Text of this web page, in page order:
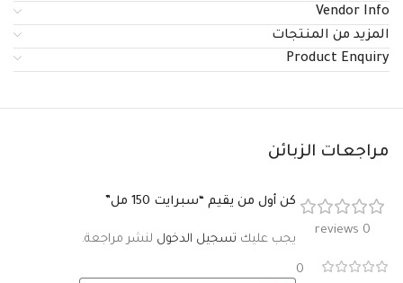
Vendor Info
المزيد من المنتجات
Product Enquiry
مراجعات الزبائن
0 reviews
0
كن أول من يقيم “سبرايت 150 مل”
يجب عليك تسجيل الدخول لنشر مراجعة.